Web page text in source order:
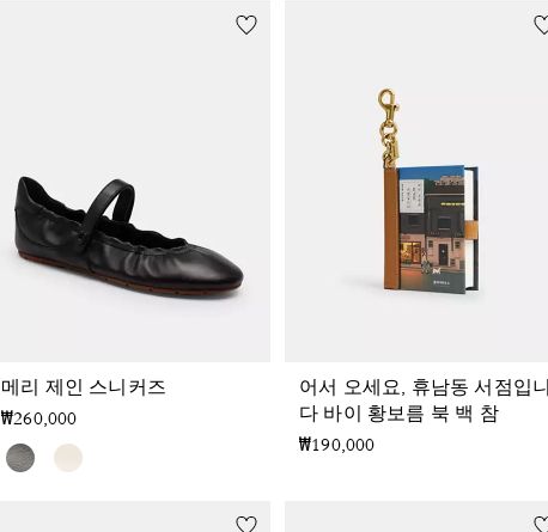
메리 제인 스니커즈
₩260,000
어서 오세요, 휴남동 서점입니
다 바이 황보름 북 백 참
₩190,000